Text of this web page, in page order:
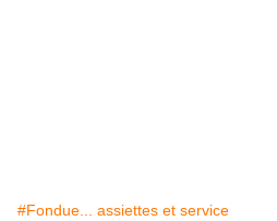
#Fondue... assiettes et service